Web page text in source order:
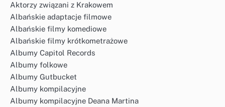
Aktorzy związani z Krakowem
Albańskie adaptacje filmowe
Albańskie filmy komediowe
Albańskie filmy krótkometrażowe
Albumy Capitol Records
Albumy folkowe
Albumy Gutbucket
Albumy kompilacyjne
Albumy kompilacyjne Deana Martina